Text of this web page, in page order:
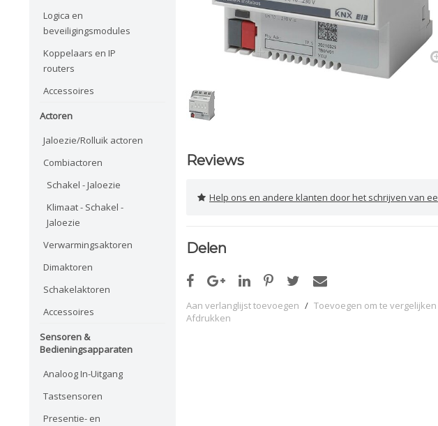
Logica en
beveiligingsmodules
Koppelaars en IP
routers
Accessoires
Actoren
Jaloezie/Rolluik actoren
Combiactoren
Schakel - Jaloezie
Klimaat - Schakel -
Jaloezie
Verwarmingsaktoren
Dimaktoren
Schakelaktoren
Accessoires
Sensoren &
Bedieningsapparaten
Analoog In-Uitgang
Tastsensoren
Presentie- en
Reviews
Help ons en andere klanten door het schrijven van een review
Delen
Aan verlanglijst toevoegen / Toevoegen om te vergelijken
Afdrukken